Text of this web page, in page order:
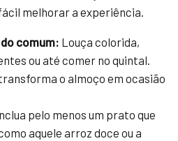
melhorar a experiência.
comum: Louça colorida,
ou até comer no quintal.
o almoço em ocasião
pelo menos um prato que
aquele arroz doce ou a